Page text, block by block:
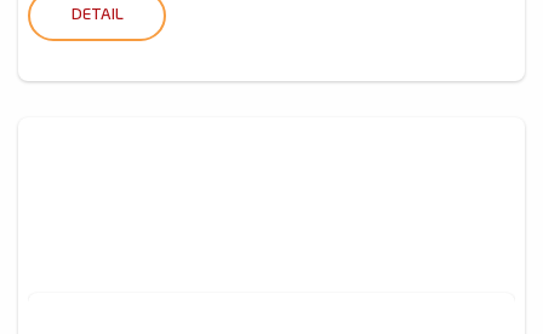
DETAIL